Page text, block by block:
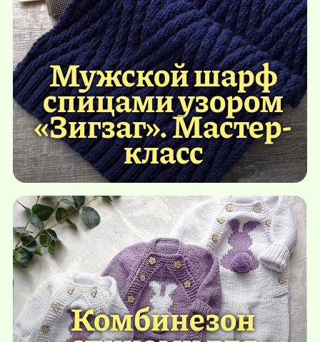
Мужской шарф
спицами узором
«Зигзаг». Мастер-
класс
Комбинезон